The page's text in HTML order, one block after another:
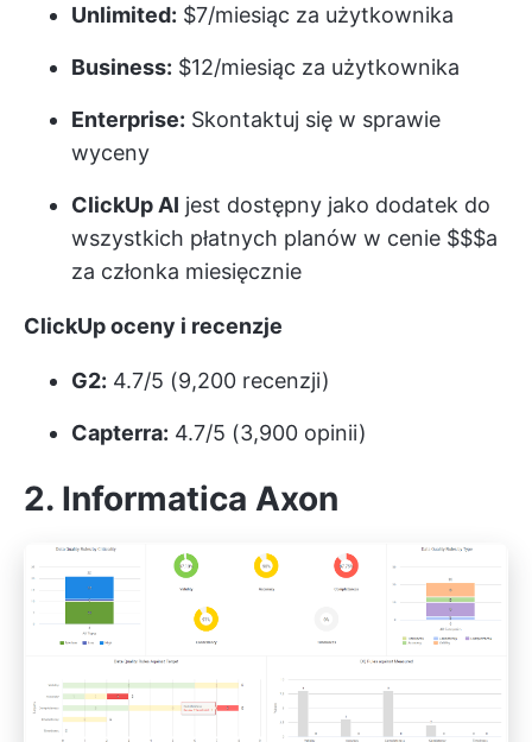
Unlimited: $7/miesiąc za użytkownika
Business: $12/miesiąc za użytkownika
Enterprise: Skontaktuj się w sprawie
wyceny
ClickUp AI jest dostępny jako dodatek do
wszystkich płatnych planów w cenie $$$a
za członka miesięcznie
ClickUp oceny i recenzje
G2: 4.7/5 (9,200 recenzji)
Capterra: 4.7/5 (3,900 opinii)
2. Informatica Axon